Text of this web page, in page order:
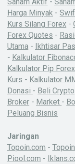
Saham Aktif -
Harga Minyak -
Kurs Silang Forex -
Forex Quotes -
Utama - Ikhtisar
- Kalkulator
Kalkulator Pip Forex
Kurs - Kalkulator
Donasi - Beli Crypto
Broker - Market -
Peluang Bisnis
Jaringan
Topoin.com -
Piool.com -